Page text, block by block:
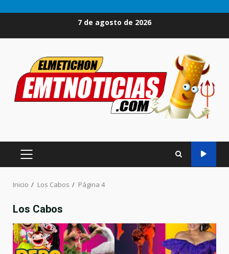
7 de agosto de 2026
MENÚ
PRINCIPAL
Inicio Los Cabos Página 4
Los Cabos